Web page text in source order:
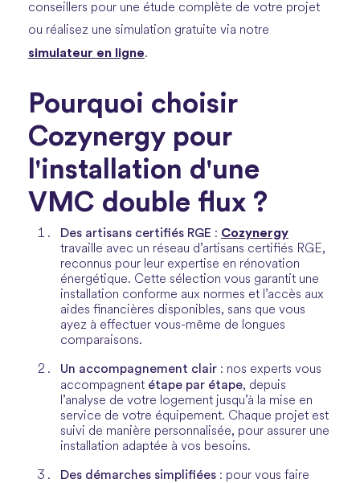
conseillers pour une étude complète de votre projet
ou réalisez une simulation gratuite via notre
simulateur en ligne.
Pourquoi choisir
Cozynergy pour
l'installation d'une
VMC double flux ?
Des artisans certifiés RGE : Cozynergy
travaille avec un réseau d’artisans certifiés RGE,
reconnus pour leur expertise en rénovation
énergétique. Cette sélection vous garantit une
installation conforme aux normes et l’accès aux
aides financières disponibles, sans que vous
ayez à effectuer vous-même de longues
comparaisons.
Un accompagnement clair : nos experts vous
accompagnent étape par étape, depuis
l’analyse de votre logement jusqu’à la mise en
service de votre équipement. Chaque projet est
suivi de manière personnalisée, pour assurer une
installation adaptée à vos besoins.
Des démarches simplifiées : pour vous faire